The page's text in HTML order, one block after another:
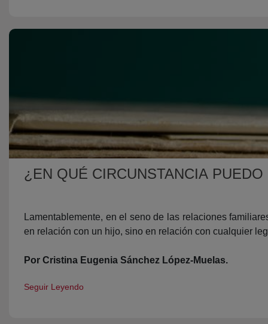
¿EN QUÉ CIRCUNSTANCIA
Lamentablemente, en el seno de las relaciones
en relación con un hijo, sino en relación con cualquier
Por Cristina Eugenia Sánchez López-Muelas.
Seguir Leyendo